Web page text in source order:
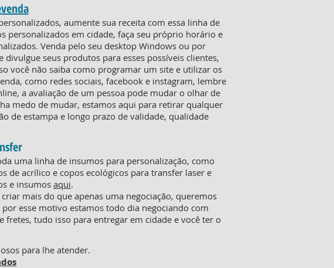
aumente sua receita com essa linha de
personalizados em cidade, faça seu próprio horário e
Venda pelo seu desktop Windows ou por
seus produtos para esses possíveis clientes,
você não saiba como programar um site e utilizar os
como redes sociais, facebook e instagram, lembre
a avaliação de um pessoa pode mudar o olhar de
medo de mudar, estamos aqui para retirar qualquer
de estampa e longo prazo de validade, qualidade
uma linha de insumos para personalização, como
de acrílico e copos ecológicos para transfer laser e
e insumos aqui.
mais do que apenas uma negociação, queremos
esse motivo estamos todo dia negociando com
tudo isso para entregar em cidade e você ter o
para lhe atender.